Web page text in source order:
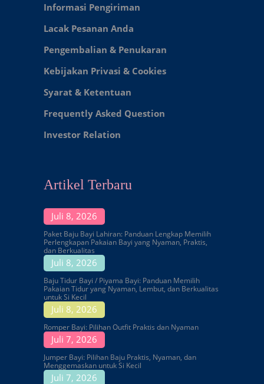
Informasi Pengiriman
Lacak Pesanan Anda
Pengembalian & Penukaran
Kebijakan Privasi & Cookies
Syarat & Ketentuan
Frequently Asked Question
Investor Relation
Artikel Terbaru
Juli 8, 2026
Paket Baju Bayi Lahiran: Panduan Lengkap Memilih
Perlengkapan Pakaian Bayi yang Nyaman, Praktis,
dan Berkualitas
Juli 8, 2026
Baju Tidur Bayi / Piyama Bayi: Panduan Memilih
Pakaian Tidur yang Nyaman, Lembut, dan Berkualitas
untuk Si Kecil
Juli 8, 2026
Romper Bayi: Pilihan Outfit Praktis dan Nyaman
Juli 7, 2026
Jumper Bayi: Pilihan Baju Praktis, Nyaman, dan
Menggemaskan untuk Si Kecil
Juli 7, 2026